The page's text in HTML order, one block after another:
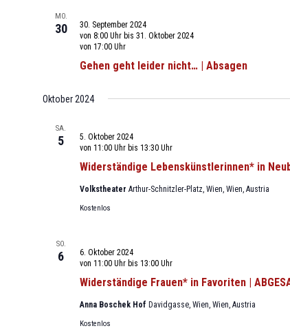
MO.
30
Gehen geht leider nicht… | Absagen
30. September 2024
von 8:00 Uhrbis 31. Oktober 2024
von 17:00 Uhr
Oktober 2024
SA.
5
Widerständige Lebenskünstlerinnen* in
5. Oktober 2024
von 11:00 Uhrbis 13:30 Uhr
Volkstheater Arthur-Schnitzler-Platz, Wien, Wien, Austria
Kostenlos
SO.
6
Widerständige Frauen* in Favoriten |
6. Oktober 2024
von 11:00 Uhrbis 13:00 Uhr
Anna Boschek Hof Davidgasse, Wien, Wien, Austria
Kostenlos